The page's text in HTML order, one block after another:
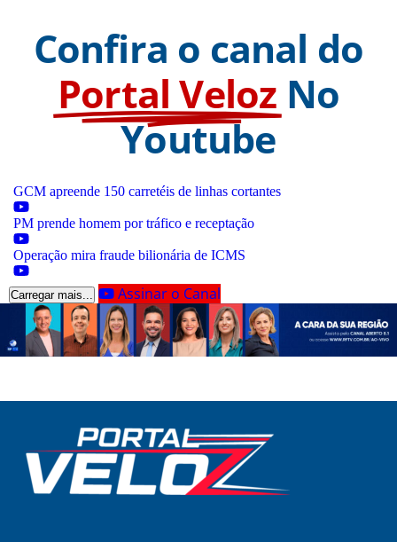
Confira o canal do
Portal Veloz No
Youtube
GCM apreende 150 carretéis de linhas cortantes
PM prende homem por tráfico e receptação
Operação mira fraude bilionária de ICMS
Carregar mais... Assinar o Canal